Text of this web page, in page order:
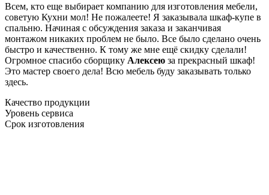
Всем, кто еще выбирает компанию для изготовления мебели,
советую Кухни мол! Не пожалеете! Я заказывала шкаф-купе в
спальню. Начиная с обсуждения заказа и заканчивая
монтажом никаких проблем не было. Все было сделано очень
быстро и качественно. К тому же мне ещё скидку сделали!
Огромное спасибо сборщику Алексею за прекрасный шкаф!
Это мастер своего дела! Всю мебель буду заказывать только
здесь.
Качество продукции
Уровень сервиса
Срок изготовления